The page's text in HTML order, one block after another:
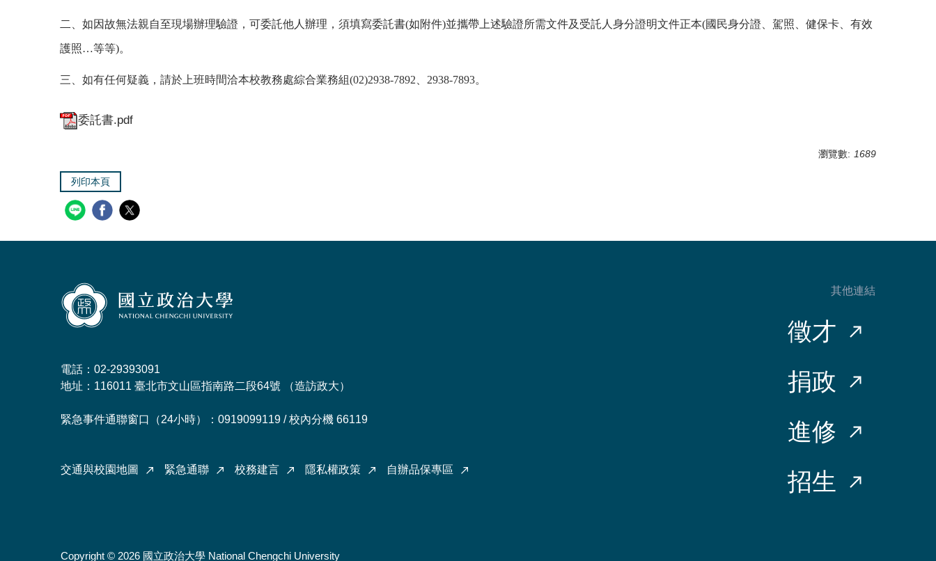
二、如因故無法親自至現場辦理驗證，可委託他人辦理，須填寫委託書(如附件)並攜帶上述驗證所需文件及受託人身分證明文件正本(國民身分證、駕照、健保卡、有效
護照…等等)。
三、如有任何疑義，請於上班時間洽本校教務處綜合業務組(02)2938-7892、2938-7893。
委託書.pdf
瀏覽數: 1689
列印本頁
電話：02-29393091
地址：116011 臺北市文山區指南路二段64號 （造訪政大）
緊急事件通聯窗口（24小時）：0919099119 / 校內分機 66119
交通與校園地圖 緊急通聯 校務建言 隱私權政策 自辦品保專區
其他連結
徵才
捐政
進修
招生
Copyright © 2026 國立政治大學 National Chengchi University